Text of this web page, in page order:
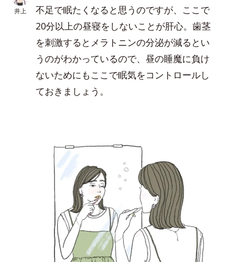
井上
不足で眠たくなると思うのですが、ここで
20分以上の昼寝をしないことが肝心。歯茎
を刺激するとメラトニンの分泌が減るとい
うのがわかっているので、昼の睡魔に負け
ないためにもここで眠気をコントロールし
ておきましょう。